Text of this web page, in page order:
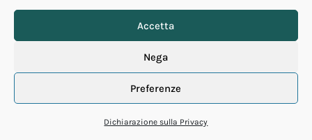
Accetta
Nega
Preferenze
Dichiarazione sulla Privacy
Newsletter
Produced by Litoweb